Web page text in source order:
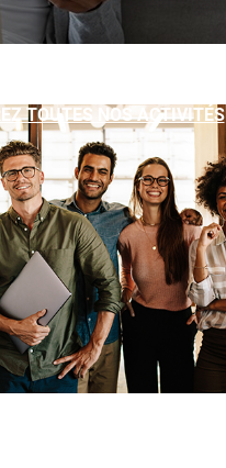
TOUTES NOS ACTIVITÉS